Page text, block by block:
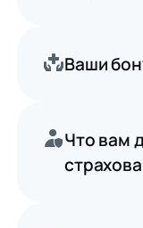
Ваши
Что вам